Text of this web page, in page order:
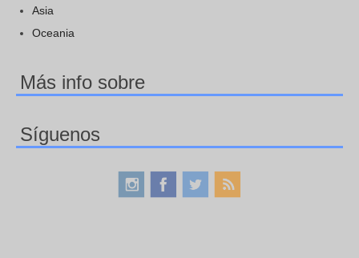
Asia
Oceania
Más info sobre
Síguenos